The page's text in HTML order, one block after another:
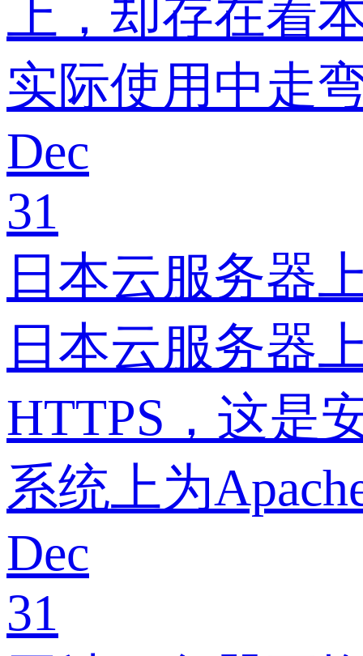
上，却存在着
实际使用中走
Dec
31
日本云服务器
日本云服务器
HTTPS，这是
系统上为
Dec
31